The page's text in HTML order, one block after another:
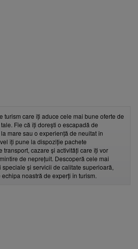
turism care îți aduce cele mai bune oferte de
Fie că îți dorești o escapadă de
mare sau o experiență de neuitat în
îți pune la dispoziție pachete
transport, cazare și activități care îți vor
de neprețuit. Descoperă cele mai
și servicii de calitate superioară,
noastră de experți în turism.